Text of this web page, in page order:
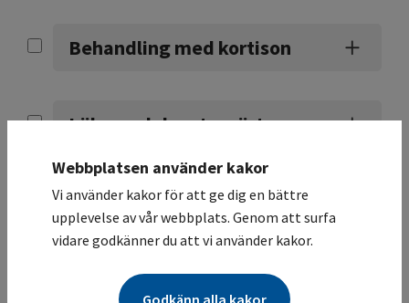
Behandling med kortison
Läkemedel mot smärta
Behandling med enzymer
Webbplatsen använder kakor
Vi använder kakor för att ge dig en bättre
upplevelse av vår webbplats. Genom att surfa
vidare godkänner du att vi använder kakor.
Godkänn alla kakor